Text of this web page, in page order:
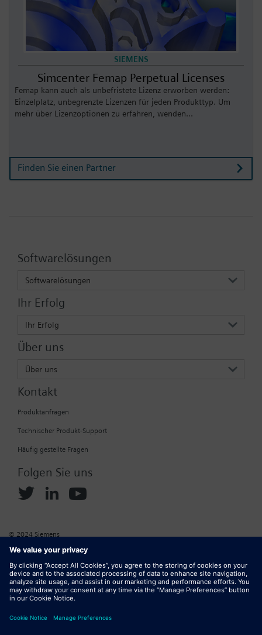
SIEMENS
Simcenter Femap Perpetual Licenses
Femap kann auch als unbefristete Lizenz erworben werden:
Einzelplatz, unbegrenzte Lizenzen für jeden Produkttyp. Um
mehr über Lizenzoptionen zu erfahren, wenden...
Finden Sie einen Partner
Softwarelösungen
Softwarelösungen
Ihr Erfolg
Ihr Erfolg
Über uns
Über uns
Kontakt
Produktanfragen
Technischer Produkt-Support
Häufig gestellte Fragen
Folgen Sie uns
© 2024 Siemens
Unternehmensinformationen Cookie